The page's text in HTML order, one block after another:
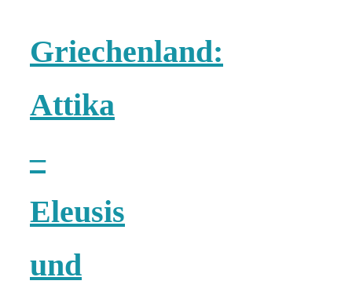
Griechenland:
Attika
–
Eleusis
und
dem Ofen